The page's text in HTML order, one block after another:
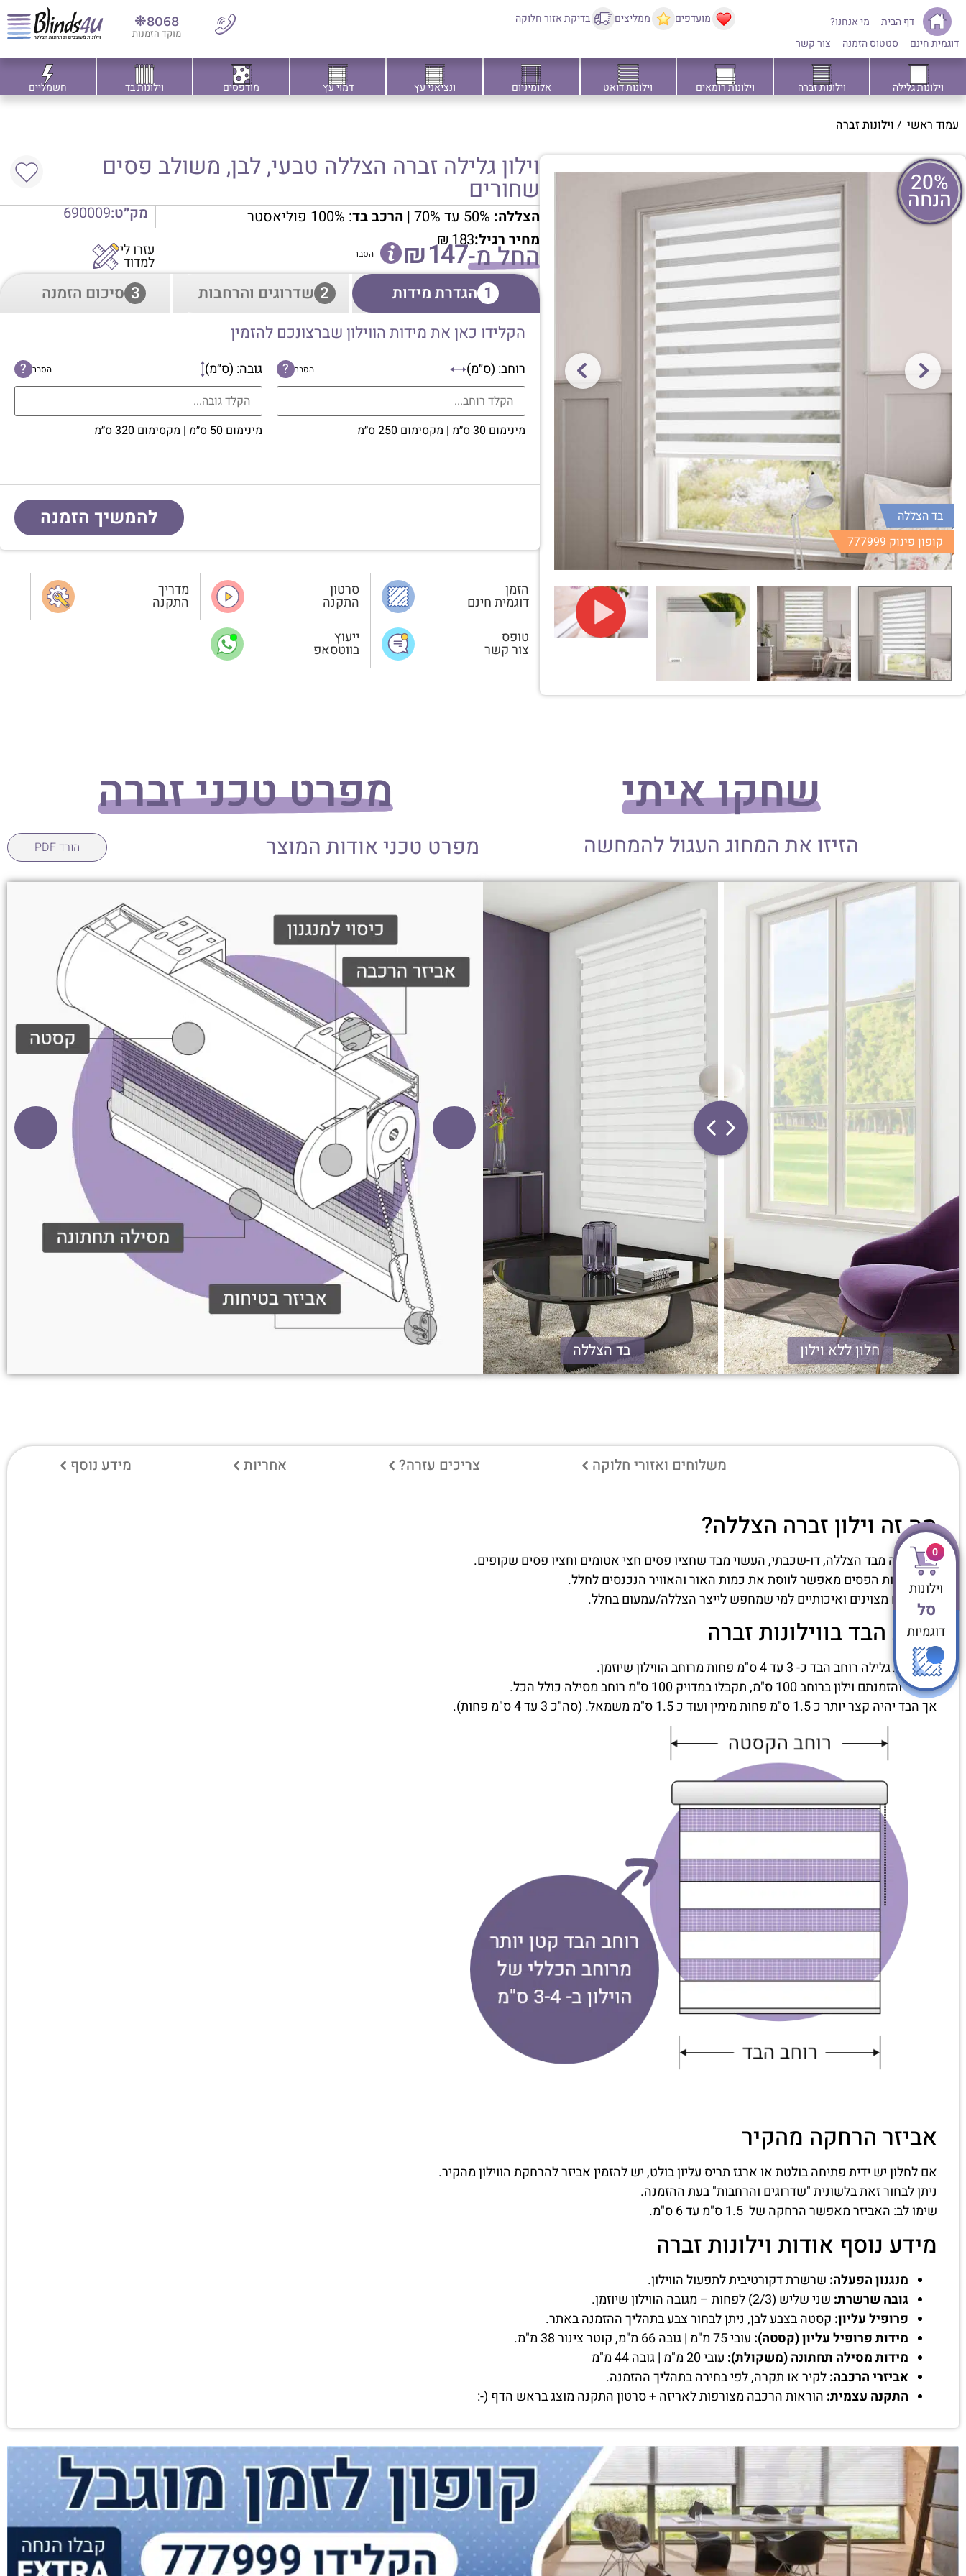
דף הבית
מי אנחנו?
דוגמית חינם
סטטוס הזמנה צור קשר
מועדפים ממליצים בדיקת אזור חלוקה 8068❋
מוקד הזמנות
וילונות גלילה וילונות זברה וילונות רומאים וילונות דואט אלומיניום ונציאני עץ דמוי עץ מודפסים וילונות בד חשמליים
עמוד ראשי / וילונות זברה
20%
הנחה
בד הצללה
קופון פינוק 777999
וילון גלילה זברה הצללה טבעי, לבן, משולב פסים
שחורים
הצללה: הרכב בד: 100% פוליאסטר מק״ט:690009
מחיר רגיל:
₪183החל מ- ₪147 הסבר עזרו לי
למדוד
1 הגדרת מידות 2 שדרוגים והרחבות 3 סיכום הזמנה
הקלידו כאן את מידות הווילון שברצונכם להזמין
רוחב: (ס״מ) הסבר ?
מינימום 30 ס״מ | מקסימום 250 ס״מ
גובה: (ס״מ) הסבר ?
מינימום 50 ס״מ | מקסימום 320 ס״מ
להמשיך הזמנה
הזמן
דוגמית חינם
סרטון
התקנה
מדריך
התקנה
טופס
צור קשר
ייעוץ
בווטסאפ
שחקו איתי
הזיזו את המחוג העגול להמחשה
בד הצללה חלון ללא וילון
מפרט טכני זברה
מפרט טכני אודות המוצר הורד PDF
משלוחים ואזורי חלוקה צריכים עזרה? אחריות מידע נוסף
מה זה וילון זברה הצללה?
וילון זברה מבד הצללה, דו-שכבתי, העשוי מבד שחציו פסים חצי אטומים וחציו פסים שקופים.
שינוי זוויות הפסים מאפשר לווסת את כמות האור והאוויר הנכנסים לחלל.
אלו בדים מצוינים ואיכותיים למי שמחפש לייצר הצללה/עמעום בחלל.
רוחב הבד בווילונות זברה
בווילונות גלילה רוחב הבד כ- 3 עד 4 ס"מ פחות מרוחב הווילון שיוזמן.
במידה והזמנתם וילון ברוחב 100 ס"מ, תקבלו במדויק 100 ס"מ רוחב מסילה כולל הכל.
אך הבד יהיה קצר יותר כ 1.5 ס"מ פחות מימין ועוד כ 1.5 ס"מ משמאל. (סה"כ 3 עד 4 ס"מ פחות).
אביזר הרחקה מהקיר
אם לחלון יש ידית פתיחה בולטת או ארגז תריס עליון בולט, יש להזמין אביזר להרחקת הווילון מהקיר.
ניתן לבחור זאת בלשונית "שדרוגים והרחבות" בעת ההזמנה.
שימו לב: האביזר מאפשר הרחקה של 1.5 ס"מ עד 6 ס"מ.
מידע נוסף אודות וילונות זברה
מנגנון הפעלה: שרשרת דקורטיבית לתפעול הווילון.
גובה שרשרת: שני שליש (2/3) לפחות – מגובה הווילון שיוזמן.
פרופיל עליון: קסטה בצבע לבן, ניתן לבחור צבע בתהליך ההזמנה באתר.
מידות פרופיל עליון (קסטה): עובי 75 מ"מ | גובה 66 מ"מ, קוטר צינור 38 מ"מ.
מידות מסילה תחתונה (משקולת): עובי 20 מ"מ | גובה 44 מ"מ
אביזרי הרכבה:לקיר או תקרה, לפי בחירה בתהליך ההזמנה.
התקנה עצמית: הוראות הרכבה מצורפות לאריזה + סרטון התקנה מוצג בראש הדף (-:
0
וילונות
סל
דוגמיות